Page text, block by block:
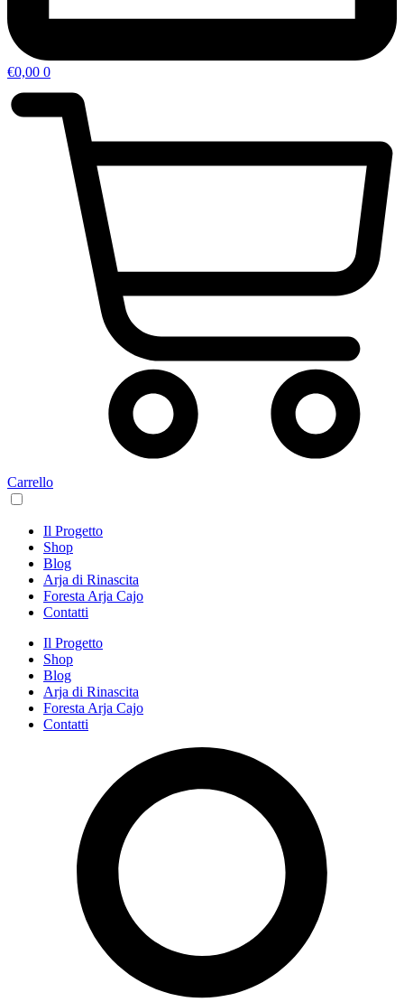
€0,00 0
Carrello
Il Progetto
Shop
Blog
Arja di Rinascita
Foresta Arja Cajo
Contatti
Il Progetto
Shop
Blog
Arja di Rinascita
Foresta Arja Cajo
Contatti